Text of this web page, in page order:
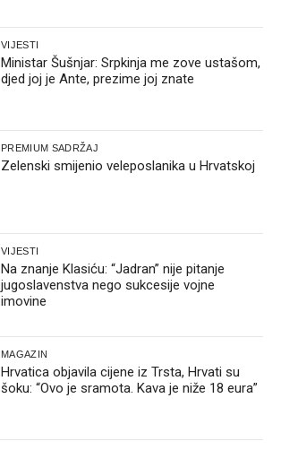
VIJESTI
Ministar Šušnjar: Srpkinja me zove ustašom,
djed joj je Ante, prezime joj znate
PREMIUM SADRŽAJ
Zelenski smijenio veleposlanika u Hrvatskoj
VIJESTI
Na znanje Klasiću: “Jadran” nije pitanje
jugoslavenstva nego sukcesije vojne
imovine
MAGAZIN
Hrvatica objavila cijene iz Trsta, Hrvati su
šoku: “Ovo je sramota. Kava je niže 18 eura”